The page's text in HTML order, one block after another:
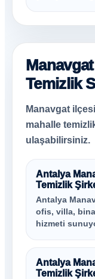
Temizlik
Manavgat
mahalle
ulaşabilirsiniz.
Antalya
Temizlik
Antalya
ofis, villa,
hizmeti
Antalya
Temizlik